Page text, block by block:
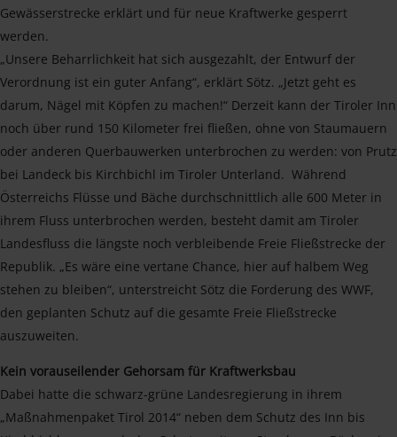
Gewässerstrecke erklärt und für neue Kraftwerke gesperrt
werden.
„Unsere Beharrlichkeit hat sich ausgezahlt, der Entwurf der
Verordnung ist ein guter Anfang“, erklärt Sötz. „Jetzt geht es
darum, Nägel mit Köpfen zu machen!“ Derzeit kann der Tiroler Inn
noch über rund 150 Kilometer frei fließen, ohne von Staumauern
oder anderen Querbauwerken unterbrochen zu werden: von Prutz
bei Landeck bis Kirchbichl im Tiroler Unterland. Während
Österreichs Flüsse und Bäche durchschnittlich alle 600 Meter in
ihrem Fluss unterbrochen werden, besteht damit am Tiroler
Landesfluss die längste noch verbleibende Freie Fließstrecke der
Republik. „Es wäre eine vertane Chance, hier auf halbem Weg
stehen zu bleiben“, unterstreicht Sötz die Forderung des WWF,
den geplanten Schutz auf die gesamte Freie Fließstrecke
auszuweiten.
Kein vorauseilender Gehorsam für Kraftwerksbau
Dabei hatte die schwarz-grüne Landesregierung in ihrem
„Maßnahmenpaket Tirol 2014“ neben dem Schutz des Inn bis